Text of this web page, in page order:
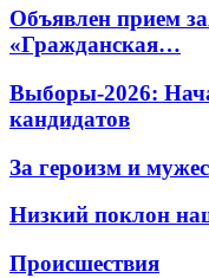
Объявлен прием
«Гражданская…
Выборы-2026:
кандидатов
За героизм и
Низкий поклон
Происшествия